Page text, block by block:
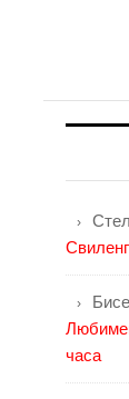
часа